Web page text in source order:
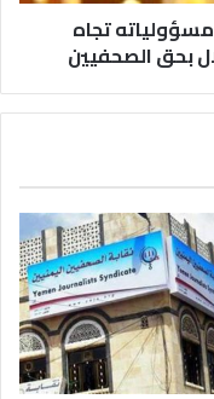
تجاه
بحق الصحفيين